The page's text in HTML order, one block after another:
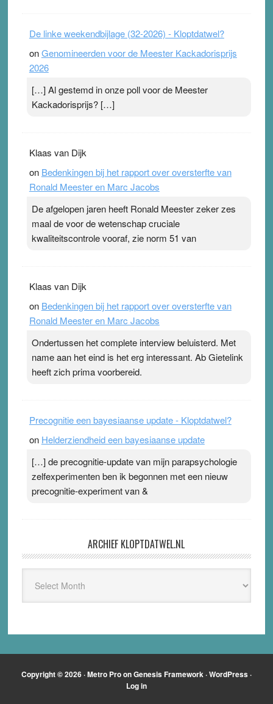
De linke weekendbijlage (32-2026) - Kloptdatwel?
onGenomineerden voor de Meester Kackadorisprijs
2026
[…] Al gestemd in onze poll voor de Meester
Kackadorisprijs? […]
Klaas van Dijk
on Bedenkingen bij het rapport over oversterfte van
Ronald Meester en Marc Jacobs
De afgelopen jaren heeft Ronald Meester zeker zes
maal de voor de wetenschap cruciale
kwaliteitscontrole vooraf, zie norm 51 van
Klaas van Dijk
on Bedenkingen bij het rapport over oversterfte van
Ronald Meester en Marc Jacobs
Ondertussen het complete interview beluisterd. Met
name aan het eind is het erg interessant. Ab Gietelink
heeft zich prima voorbereid.
Precognitie een bayesiaanse update - Kloptdatwel?
on Helderziendheid een bayesiaanse update
[…] de precognitie-update van mijn parapsychologie
zelfexperimenten ben ik begonnen met een nieuw
precognitie-experiment van &
ARCHIEF KLOPTDATWEL.NL
Kloptdatwel.nl
Copyright © 2026 ·Metro ProonGenesis Framework ·WordPress ·
Log in